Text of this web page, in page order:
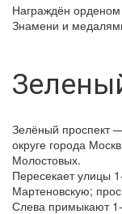
Награждён
Знамени и
Зелёный проспект
округе города
Молостовых.
Пересекает улицы
Мартеновскую;
Слева примыкают